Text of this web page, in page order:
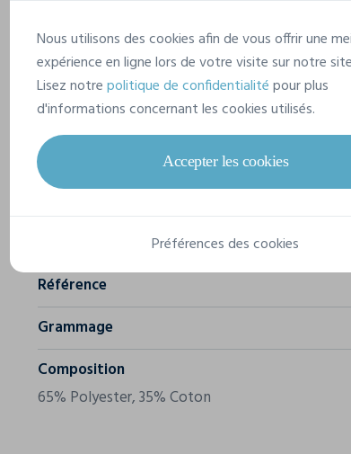
8,13 € TTC
Soit un total de
Caractéristiques
Référence
Grammage
Composition
65% Polyester, 35% Coton
Nous utilisons des cookies afin de vous offrir une
expérience en ligne lors de votre visite sur notre
Lisez notrepolitique de confidentialitépour plus
d'informations concernant les cookies utilisés.
Accepter les cookies
Préférences des cookies